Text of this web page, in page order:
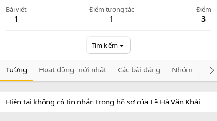
Bài viết
1
Điểm tương tác
1
Điểm
3
Tìm kiếm
Tường Hoạt động mới nhất Các bài đăng Nhóm
Hiện tại không có tin nhắn trong hồ sơ của Lê Hà Văn Khải.